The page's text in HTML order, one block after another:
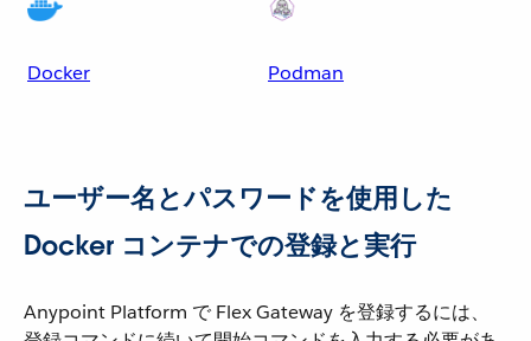
Docker Podman
ユーザー名とパスワードを使用した
Docker コンテナでの登録と実行
Anypoint Platform で Flex Gateway を登録するには、